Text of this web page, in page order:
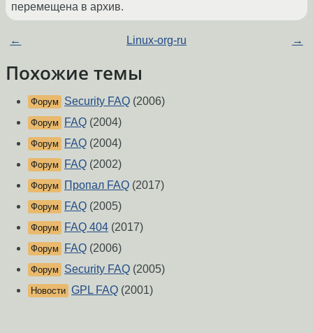
перемещена в архив.
← Linux-org-ru →
Похожие темы
Форум Security FAQ (2006)
Форум FAQ (2004)
Форум FAQ (2004)
Форум FAQ (2002)
Форум Пропал FAQ (2017)
Форум FAQ (2005)
Форум FAQ 404 (2017)
Форум FAQ (2006)
Форум Security FAQ (2005)
Новости GPL FAQ (2001)